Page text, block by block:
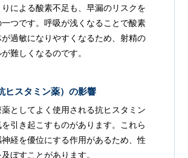
りによる酸素不足も、早漏のリスクを
つです。呼吸が浅くなることで酸素
過敏になりやすくなるため、射精の
難しくなるのです。
ヒスタミン薬）の影響
としてよく使用される抗ヒスタミン
引き起こすものがあります。これら
経を優位にする作用があるため、性
ぼすことがあります。